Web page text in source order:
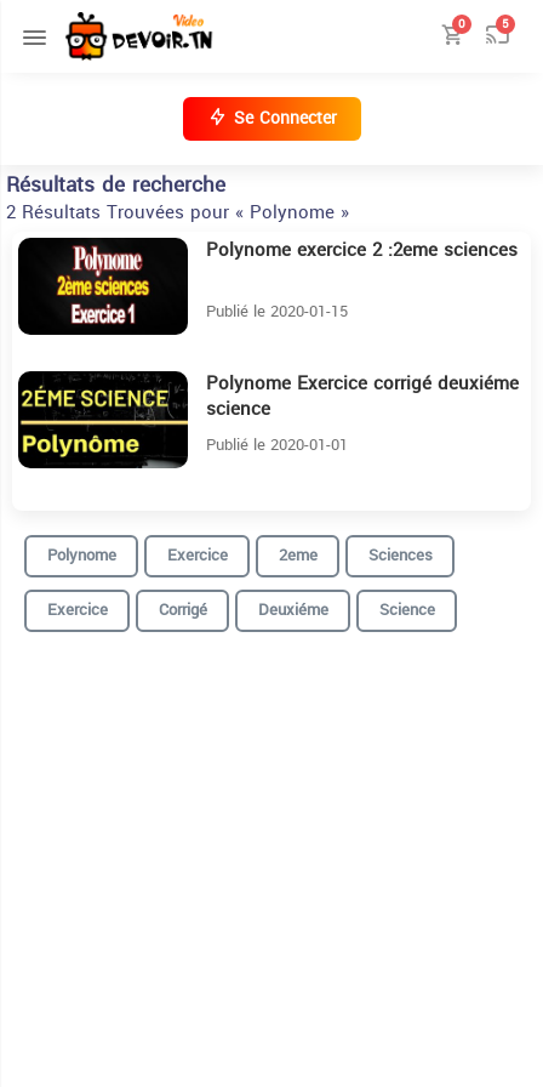
0 5
Se Connecter
Résultats de recherche
2 Résultats Trouvées pour « Polynome »
Polynome exercice 2 :2eme sciences
Publié le 2020-01-15
32:30 Polynome Exercice corrigé deuxiéme
science
Publié le 2020-01-01
Polynome Exercice 2eme
Sciences
Exercice
Corrigé Deuxiéme Science